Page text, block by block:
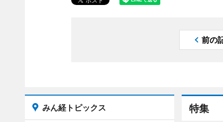
前の
特集
みん経トピックス